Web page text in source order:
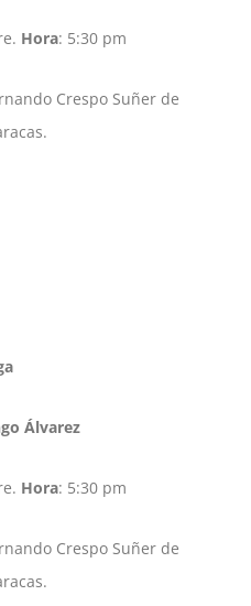
Hora: 5:30 pm
Crespo Suñer de
Álvarez
Hora: 5:30 pm
Crespo Suñer de